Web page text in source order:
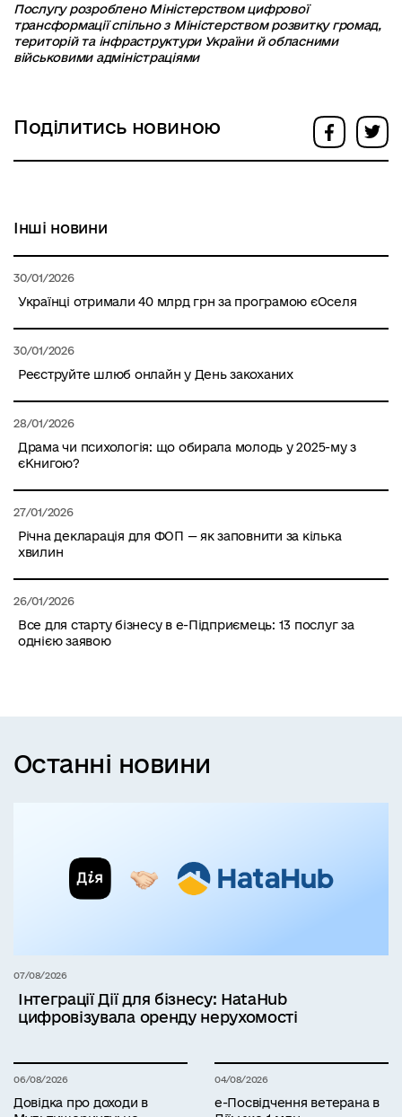
Послугу розроблено Міністерством цифрової
трансформації спільно з Міністерством розвитку громад,
територій та інфраструктури України й обласними
військовими адміністраціями
Поділитись новиною
Інші новини
30/01/2026
Українці отримали 40 млрд грн за програмою єОселя
30/01/2026
Реєструйте шлюб онлайн у День закоханих
28/01/2026
Драма чи психологія: що обирала молодь у 2025-му з
єКнигою?
27/01/2026
Річна декларація для ФОП — як заповнити за кілька
хвилин
26/01/2026
Все для старту бізнесу в е-Підприємець: 13 послуг за
однією заявою
Останні новини
07/08/2026
Інтеграції Дії для бізнесу: HataHub
цифровізувала оренду нерухомості
06/08/2026
Довідка про доходи в
04/08/2026
е-Посвідчення ветерана в